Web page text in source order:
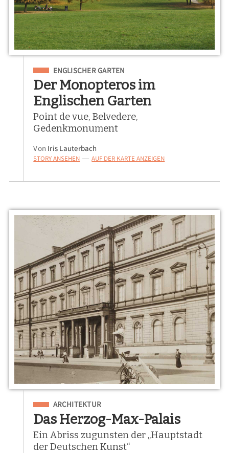
Eingeordnet unter
ENGLISCHER GARTEN
Der Monopteros im
Englischen Garten
Point de vue, Belvedere,
Gedenkmonument
Von Iris Lauterbach
STORY ANSEHEN — AUF DER KARTE ANZEIGEN
Eingeordnet unter
ARCHITEKTUR
Das Herzog-Max-Palais
Ein Abriss zugunsten der „Hauptstadt
der Deutschen Kunst“